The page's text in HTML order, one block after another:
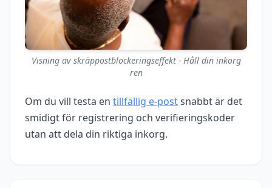
Visning av skräppostblockeringseffekt - Håll din inkorg
ren
Om du vill testa en tillfällig e‑postsnabbt är det
smidigt för registrering och verifieringskoder
utan att dela din riktiga inkorg.